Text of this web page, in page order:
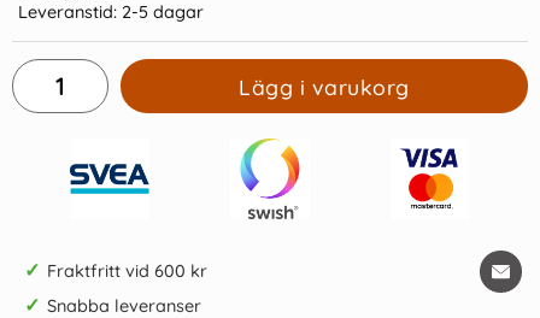
Leveranstid: 2-5 dagar
Lägg i varukorg
✓ Fraktfritt vid 600 kr
✓ Snabba leveranser